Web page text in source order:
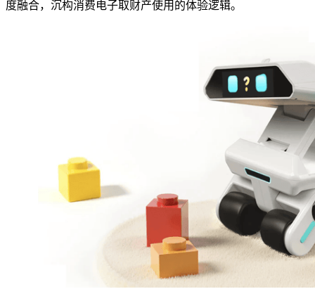
度融合，沉构消费电子取财产使用的体验逻辑。